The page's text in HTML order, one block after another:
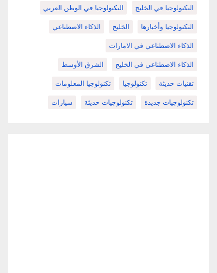
التكنولوجيا في الخليج التكنولوجيا في الوطن العربي
التكنولوجيا وأخبارها الخليج الذكاء الاصطناعي
الذكاء الاصطناعي في الامارات
الذكاء الاصطناعي في الخليج الشرق الأوسط
تقنيات حديثة تكنولوجيا تكنولوجيا المعلومات
تكنولوجيات جديدة تكنولوجيات حديثة سيارات